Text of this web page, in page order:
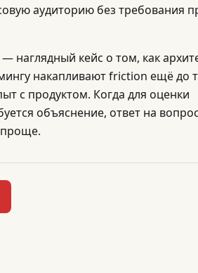
аудиторию без требования
наглядный кейс о том, как
накапливают friction ещё до
с продуктом. Когда для оценки
объяснение, ответ на
проще.